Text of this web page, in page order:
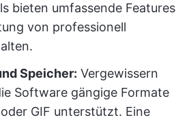
bieten umfassende Features
von professionell
Speicher: Vergewissern
Software gängige Formate
GIF unterstützt. Eine